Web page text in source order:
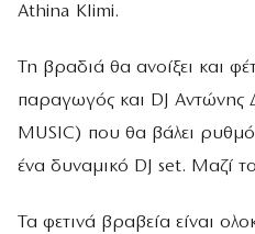
Athina Klimi.
Τη βραδιά θα ανοίξει και
παραγωγός και DJ Αντώνης
MUSIC) που θα βάλει
ένα δυναμικό DJ set. Μαζί
Τα φετινά βραβεία είναι